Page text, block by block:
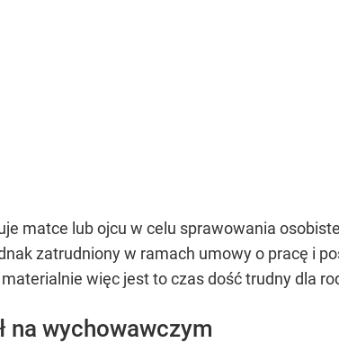
matce lub ojcu w celu sprawowania
zatrudniony w ramach umowy o pracę i
więc jest to czas dość trudny dla
na wychowawczym